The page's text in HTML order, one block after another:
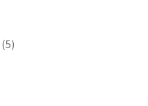
(5)